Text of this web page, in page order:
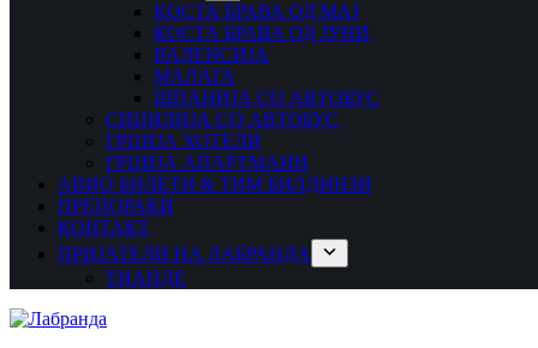
КОСТА БРАВА ОД МАЈ
КОСТА БРАВА ОД ЈУНИ
ВАЛЕНСИЈА
МАЛАГА
ШПАНИЈА СО АВТОБУС
СИЦИЛИЈА СО АВТОБУС
ГРЦИЈА ХОТЕЛИ
ГРЦИЈА АПАРТМАНИ
АВИО БИЛЕТИ & ТИМ БИЛДИНЗИ
ПРЕПОРАКИ
КОНТАКТ
ПРИЈАТЕЛИ НА ЛАБРАНДА
ТИАНДЕ